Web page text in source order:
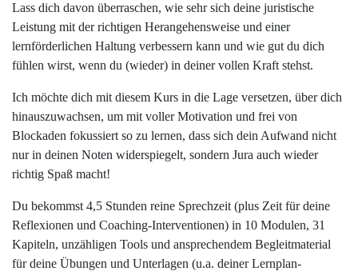
Lass dich davon überraschen, wie sehr sich deine juristische
Leistung mit der richtigen Herangehensweise und einer
lernförderlichen Haltung verbessern kann und wie gut du dich
fühlen wirst, wenn du (wieder) in deiner vollen Kraft stehst.
Ich möchte dich mit diesem Kurs in die Lage versetzen, über dich
hinauszuwachsen, um mit voller Motivation und frei von
Blockaden fokussiert so zu lernen, dass sich dein Aufwand nicht
nur in deinen Noten widerspiegelt, sondern Jura auch wieder
richtig Spaß macht!
Du bekommst 4,5 Stunden reine Sprechzeit (plus Zeit für deine
Reflexionen und Coaching-Interventionen) in 10 Modulen, 31
Kapiteln, unzähligen Tools und ansprechendem Begleitmaterial
für deine Übungen und Unterlagen (u.a. deiner Lernplan-